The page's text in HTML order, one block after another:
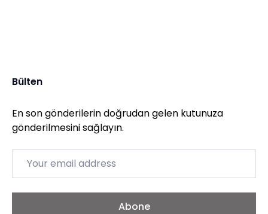
Bülten
En son gönderilerin doğrudan gelen kutunuza
gönderilmesini sağlayın.
Email
Abone